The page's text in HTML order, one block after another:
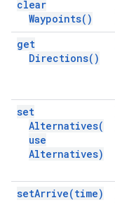
clear
Waypoints( )
get
Directions( )
set
Alternatives(
use
Alternatives)
setArrive(time)